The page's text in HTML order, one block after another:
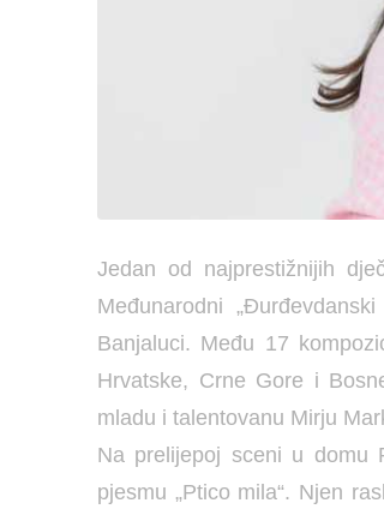
Jedan od najprestižnijih
Međunarodni
Banjaluci. Među 17
Hrvatske, Crne Gore i
mladu i talentovanu Mirju
Na prelijepoj sceni u domu
pjesmu „Ptico mila“. Njen